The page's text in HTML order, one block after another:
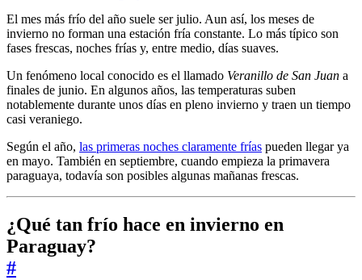
El mes más frío del año suele ser julio. Aun así, los meses de
invierno no forman una estación fría constante. Lo más típico son
fases frescas, noches frías y, entre medio, días suaves.
Un fenómeno local conocido es el llamado Veranillo de San Juan a
finales de junio. En algunos años, las temperaturas suben
notablemente durante unos días en pleno invierno y traen un tiempo
casi veraniego.
Según el año, las primeras noches claramente frías pueden llegar ya
en mayo. También en septiembre, cuando empieza la primavera
paraguaya, todavía son posibles algunas mañanas frescas.
¿Qué tan frío hace en invierno en
Paraguay?
#